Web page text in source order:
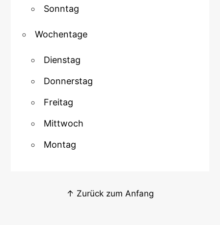
Sonntag
Wochentage
Dienstag
Donnerstag
Freitag
Mittwoch
Montag
↑ Zurück zum Anfang